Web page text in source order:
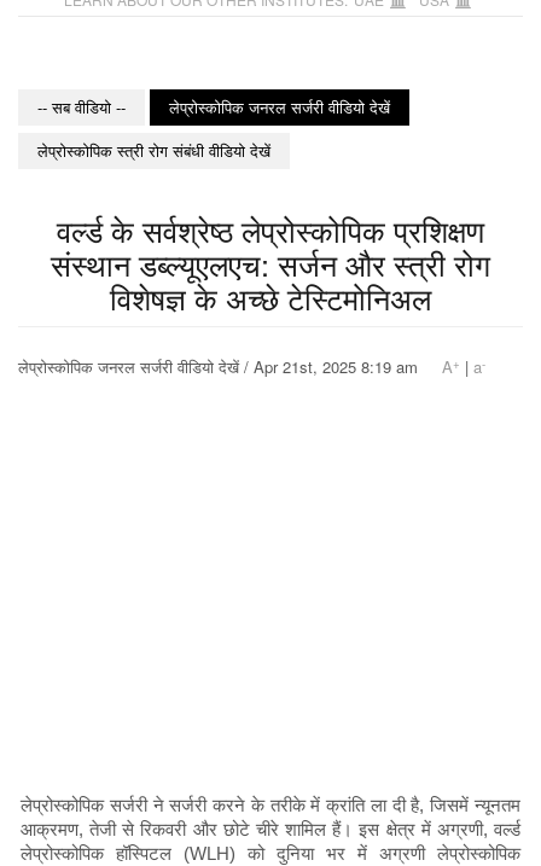
-- सब वीडियो --
लेप्रोस्कोपिक जनरल सर्जरी वीडियो देखें
लेप्रोस्कोपिक स्त्री रोग संबंधी वीडियो देखें
वर्ल्ड के सर्वश्रेष्ठ लेप्रोस्कोपिक प्रशिक्षण
संस्थान डब्ल्यूएलएच: सर्जन और स्त्री रोग
विशेषज्ञ के अच्छे टेस्टिमोनिअल
लेप्रोस्कोपिक जनरल सर्जरी वीडियो देखें / Apr 21st, 2025 8:19 am A+ | a-
लेप्रोस्कोपिक सर्जरी ने सर्जरी करने के तरीके में क्रांति ला दी है, जिसमें न्यूनतम
आक्रमण, तेजी से रिकवरी और छोटे चीरे शामिल हैं। इस क्षेत्र में अग्रणी, वर्ल्ड
लेप्रोस्कोपिक हॉस्पिटल (WLH) को दुनिया भर में अग्रणी लेप्रोस्कोपिक